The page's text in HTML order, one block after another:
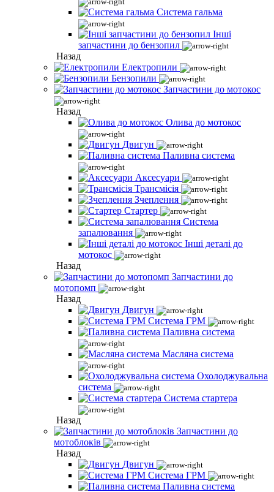
Система гальма
Інші
запчастини до бензопил
Назад
Електропили
Бензопили
Запчастини до мотокос
Назад
Олива до мотокос
Двигун
Паливна система
Аксесуари
Трансмісія
Зчеплення
Стартер
Система
запалювання
Інші деталі до
мотокос
Назад
Запчастини до
мотопомп
Назад
Двигун
Система ГРМ
Паливна система
Масляна система
Охолоджувальна
система
Система стартера
Назад
Запчастини до
мотоблоків
Назад
Двигун
Система ГРМ
Паливна система